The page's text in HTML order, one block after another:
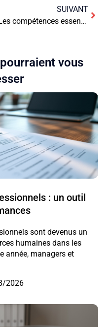
SUIVANT
Les compétences essentielles pour un entrepreneur de succès
vous
: un outil
sont devenus un
humaines dans les
année, managers et
2026